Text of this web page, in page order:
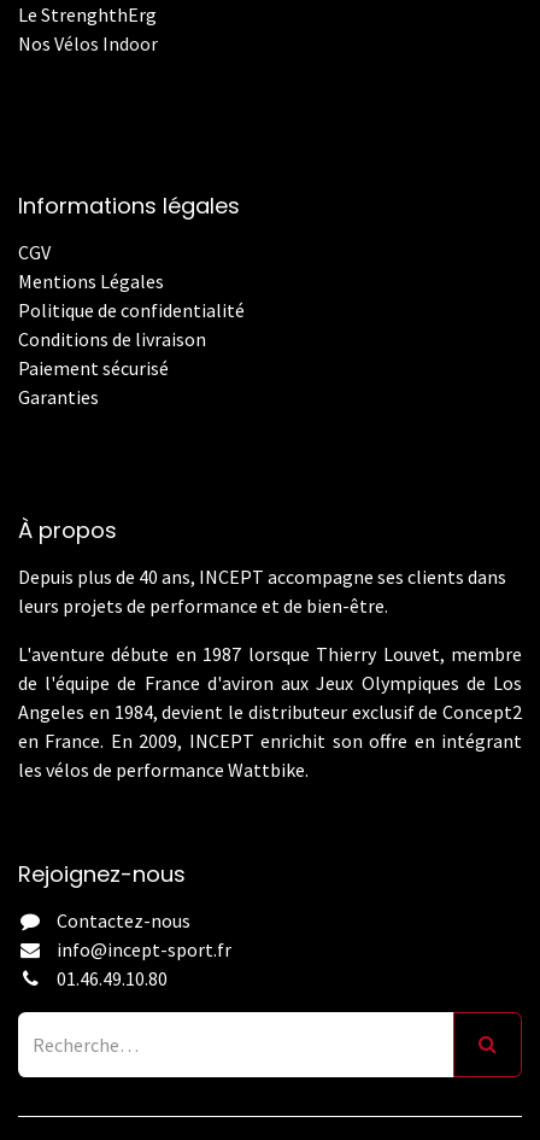
Le StrenghthErg
Nos Vélos Indoor
Informations légales
CGV
Mentions Légales
Politique de confidentialité
Conditions de livraison
Paiement sécurisé
Garanties
À propos
Depuis plus de 40 ans, INCEPT accompagne ses clients dans
leurs projets de performance et de bien-être.
L'aventure débute en 1987 lorsque Thierry Louvet, membre
de l'équipe de France d'aviron aux Jeux Olympiques de Los
Angeles en 1984, devient le distributeur exclusif de Concept2
en France. En 2009, INCEPT enrichit son offre en intégrant
les vélos de performance Wattbike.
Rejoignez-nous
Contactez-nous
info@incept-sport.fr
01.46.49.10.80